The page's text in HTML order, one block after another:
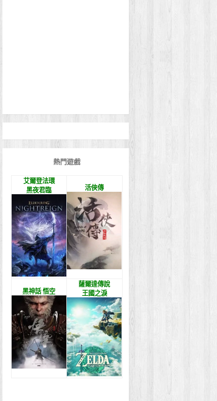
熱門遊戲
艾爾登法環
黑夜君臨
活俠傳
黑神話 悟空
薩爾達傳說
王國之淚